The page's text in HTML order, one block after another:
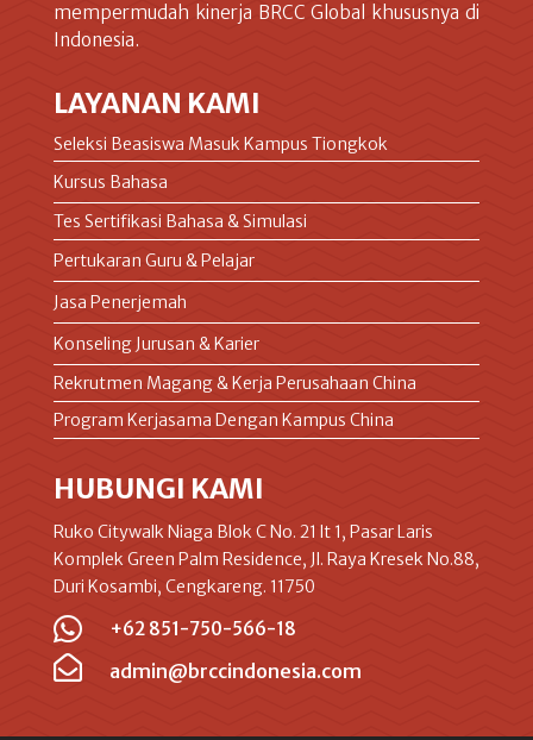
mempermudah kinerja BRCC Global khususnya di
Indonesia.
LAYANAN KAMI
Seleksi Beasiswa Masuk Kampus Tiongkok
Kursus Bahasa
Tes Sertifikasi Bahasa & Simulasi
Pertukaran Guru & Pelajar
Jasa Penerjemah
Konseling Jurusan & Karier
Rekrutmen Magang & Kerja Perusahaan China
Program Kerjasama Dengan Kampus China
HUBUNGI KAMI
Ruko Citywalk Niaga Blok C No. 21 lt 1, Pasar Laris
Komplek Green Palm Residence, Jl. Raya Kresek No.88,
Duri Kosambi, Cengkareng. 11750
 +62 851-750-566-18
 admin@brccindonesia.com